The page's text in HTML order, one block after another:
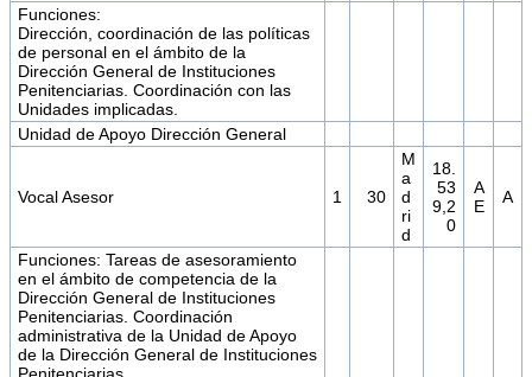
Funciones:
Dirección, coordinación de las políticas
de personal en el ámbito de la
Dirección General de Instituciones
Penitenciarias. Coordinación con las
Unidades implicadas.
Unidad de Apoyo Dirección General
Vocal Asesor 1 30
M
a
d
ri
d
18.
53
9,2
0
A
E
A
Funciones: Tareas de asesoramiento
en el ámbito de competencia de la
Dirección General de Instituciones
Penitenciarias. Coordinación
administrativa de la Unidad de Apoyo
de la Dirección General de Instituciones